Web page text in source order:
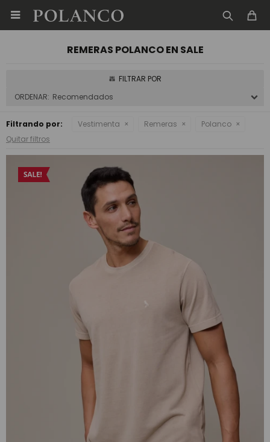

REMERAS POLANCO EN SALE
Recomendados
Filtrando por: Vestimenta Remeras
Polanco
Quitar filtros